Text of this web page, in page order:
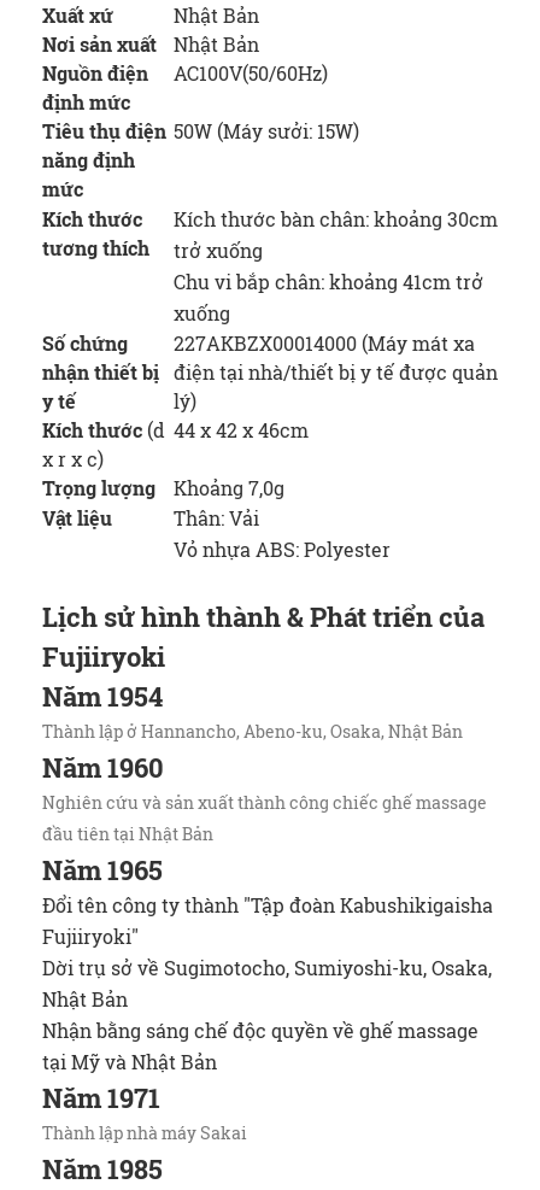
Xuất xứ
Nhật Bản
Nơi sản xuất
Nhật Bản
Nguồn điện
định mức
AC100V(50/60Hz)
Tiêu thụ điện
năng định
mức
50W (Máy sưởi: 15W)
Kích thước
tương thích
Kích thước bàn chân: khoảng 30cm
trở xuống
Chu vi bắp chân: khoảng 41cm trở
xuống
Số chứng
nhận thiết bị
y tế
227AKBZX00014000 (Máy mát xa
điện tại nhà/thiết bị y tế được quản
lý)
Kích thước (d
x r x c)
44 x 42 x 46cm
Trọng lượng
Khoảng 7,0g
Vật liệu
Thân: Vải
Vỏ nhựa ABS: Polyester
Lịch sử hình thành & Phát triển của
Fujiiryoki
Năm 1954
Thành lập ở Hannancho, Abeno-ku, Osaka, Nhật Bản
Năm 1960
Nghiên cứu và sản xuất thành công chiếc ghế massage
đầu tiên tại Nhật Bản
Năm 1965
Đổi tên công ty thành "Tập đoàn Kabushikigaisha
Fujiiryoki"
Dời trụ sở về Sugimotocho, Sumiyoshi-ku, Osaka,
Nhật Bản
Nhận bằng sáng chế độc quyền về ghế massage
tại Mỹ và Nhật Bản
Năm 1971
Thành lập nhà máy Sakai
Năm 1985